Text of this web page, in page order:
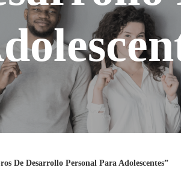
De Desarrollo Personal Para Adolescentes”